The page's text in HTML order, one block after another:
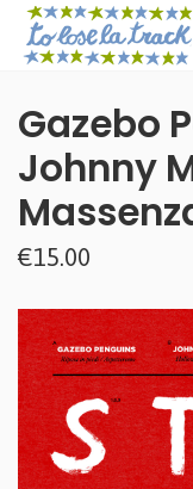
Gazebo
Johnny
€15.00